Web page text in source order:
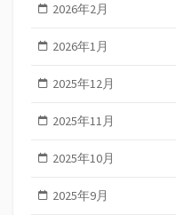
2026年2月
2026年1月
2025年12月
2025年11月
2025年10月
2025年9月